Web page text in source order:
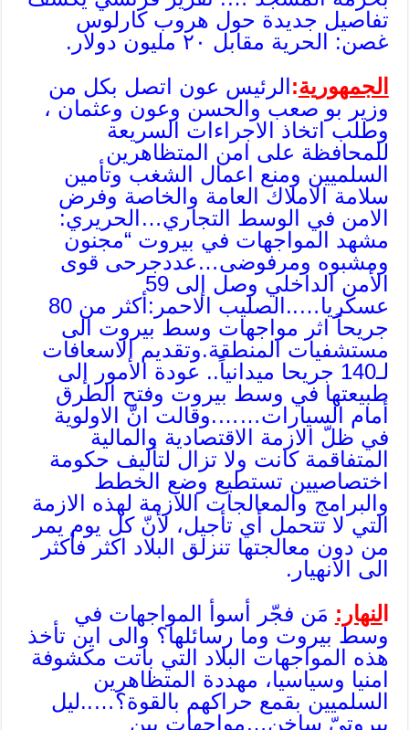
تفاصيل جديدة حول هروب كارلوس
غصن: الحرية مقابل ٢٠ مليون ‏دولار.
الجمهورية:الرئيس عون اتصل بكل من
وزير بو صعب والحسن وعون وعثمان ،
وطلب اتخاذ الاجراءات السريعة
للمحافظة على امن المتظاهرين
السلميين ومنع اعمال الشغب وتأمين
سلامة الاملاك العامة والخاصة وفرض
الامن في الوسط التجاري…الحريري:
مشهد المواجهات في بيروت “مجنون
ومشبوه ومرفوضى…عددجرحى قوى
الأمن الداخلي وصل إلى 59
عسكريا…..الصليب الاحمر:أكثر من 80
جريحاً اثر مواجهات وسط بيروت الى
مستشفيات المنطقة.وتقديم الاسعافات
لـ140 جريحا ميدانياً.. عودة الأمور إلى
طبيعتها في وسط بيروت وفتح الطرق
أمام السيارات…….وقالت انّ الاولوية
في ظلّ الازمة الاقتصادية والمالية
المتفاقمة كانت ولا تزال لتأليف حكومة
اختصاصيين تستطيع وضع الخطط
والبرامج والمعالجات اللازمة لهذه الازمة
التي لا تتحمل أي تأجيل، لأنّ كل يوم يمر
من دون معالجتها تنزلق البلاد اكثر فأكثر
الى الانهيار.
لنهار: مَن فجّر أسوأ المواجهات في
وسط بيروت وما رسائلها؟ والى اين تأخذ
هذه المواجهات البلاد التي باتت مكشوفة
امنيا وسياسيا، مهددة المتظاهرين
السلميين بقمع حراكهم بالقوة؟…..ليل
بيروتيّ ساخن…مواجهات بين